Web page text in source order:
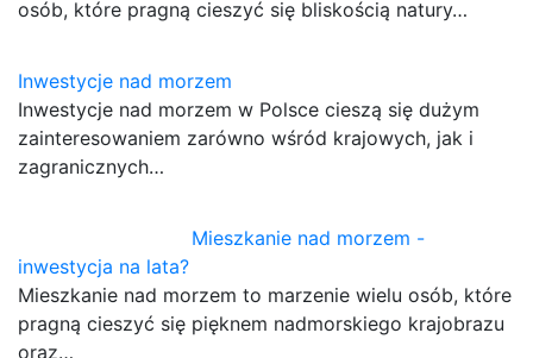
osób, które pragną cieszyć się bliskością natury…
Inwestycje nad morzem
Inwestycje nad morzem w Polsce cieszą się dużym
zainteresowaniem zarówno wśród krajowych, jak i
zagranicznych…
Mieszkanie nad morzem -
inwestycja na lata?
Mieszkanie nad morzem to marzenie wielu osób, które
pragną cieszyć się pięknem nadmorskiego krajobrazu
oraz…